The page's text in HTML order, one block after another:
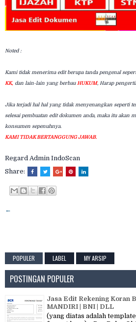
Noted :
Kami tidak menerima edit berupa tanda pengenal
KK, dan lain-lain yang berbauHUKUM, Harap
Jika terjadi hal hal yang tidak menyenangkan seperti
selesai pembuatan edit dokumen anda, maka itu akan
konsumen sepenuhnya.
KAMI TIDAK BERTANGGUNG JAWAB.
Regard Admin IndoScan
Share:
←
POPULER LABEL MY ARSIP
POSTINGAN POPULER
Jasa Edit Rekening Koran
MANDIRI | BNI | DLL
(yang diatas adalah